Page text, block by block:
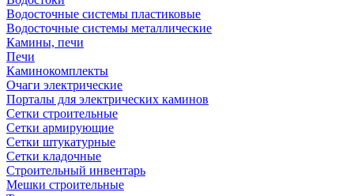
Водосточные системы пластиковые
Водосточные системы металлические
Камины, печи
Печи
Каминокомплекты
Очаги электрические
Порталы для электрических каминов
Сетки строительные
Сетки армирующие
Сетки штукатурные
Сетки кладочные
Строительный инвентарь
Мешки строительные